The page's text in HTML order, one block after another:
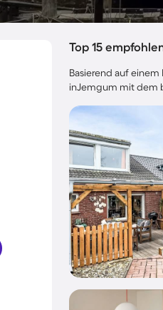
Top 15
Basierend auf
inJemgum mit dem